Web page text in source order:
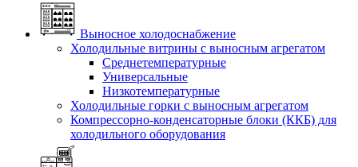
Выносное холодоснабжение
Холодильные витрины с выносным агрегатом
Среднетемпературные
Универсальные
Низкотемпературные
Холодильные горки с выносным агрегатом
Компрессорно-конденсаторные блоки (ККБ) для
холодильного оборудования